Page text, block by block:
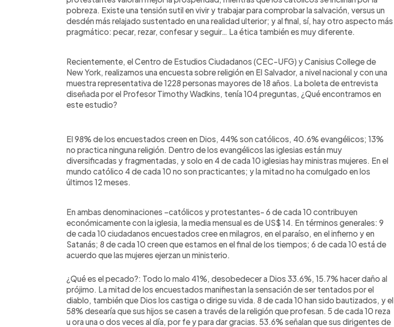
pobreza. Existe una tensión sutil en vivir y trabajar para comprobar la salvación, versus un
desdén más relajado sustentado en una realidad ulterior; y al final, sí, hay otro aspecto más
pragmático: pecar, rezar, confesar y seguir… La ética también es muy diferente.
Recientemente, el Centro de Estudios Ciudadanos (CEC-UFG) y Canisius College de
New York, realizamos una encuesta sobre religión en El Salvador, a nivel nacional y con una
muestra representativa de 1228 personas mayores de 18 años. La boleta de entrevista
diseñada por el Profesor Timothy Wadkins, tenía 104 preguntas, ¿Qué encontramos en
este estudio?
El 98% de los encuestados creen en Dios, 44% son católicos, 40.6% evangélicos; 13%
no practica ninguna religión. Dentro de los evangélicos las iglesias están muy
diversificadas y fragmentadas, y solo en 4 de cada 10 iglesias hay ministras mujeres. En el
mundo católico 4 de cada 10 no son practicantes; y la mitad no ha comulgado en los
últimos 12 meses.
En ambas denominaciones –católicos y protestantes- 6 de cada 10 contribuyen
económicamente con la iglesia, la media mensual es de US$ 14. En términos generales: 9
de cada 10 ciudadanos encuestados cree en milagros, en el paraíso, en el infierno y en
Satanás; 8 de cada 10 creen que estamos en el final de los tiempos; 6 de cada 10 está de
acuerdo que las mujeres ejerzan un ministerio.
¿Qué es el pecado?: Todo lo malo 41%, desobedecer a Dios 33.6%, 15.7% hacer daño al
prójimo. La mitad de los encuestados manifiestan la sensación de ser tentados por el
diablo, también que Dios los castiga o dirige su vida. 8 de cada 10 han sido bautizados, y el
58% desearía que sus hijos se casen a través de la religión que profesan. 5 de cada 10 reza
u ora una o dos veces al día, por fe y para dar gracias. 53.6% señalan que sus dirigentes de